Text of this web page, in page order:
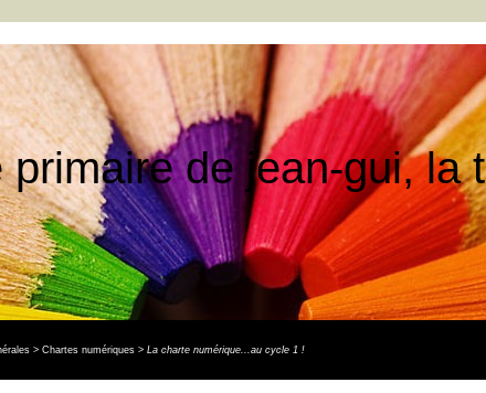
primaire de jean-gui, la
> Chartes numériques > La charte numérique...au cycle 1 !